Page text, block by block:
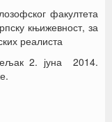
факултета
књижевност, за
реалиста
2. јуна 2014.